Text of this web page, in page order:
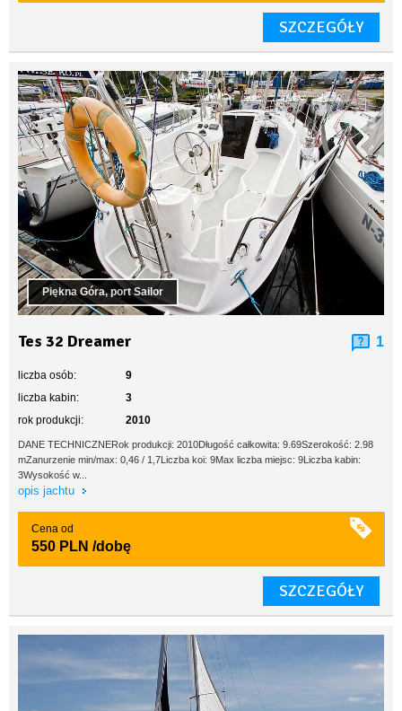
SZCZEGÓŁY
Piękna Góra, port Sailor
Tes 32 Dreamer 1
liczba osób:
9
liczba kabin:
3
rok produkcji:
2010
DANE TECHNICZNERok produkcji: 2010Długość całkowita: 9.69Szerokość: 2.98
mZanurzenie min/max: 0,46 / 1,7Liczba koi: 9Max liczba miejsc: 9Liczba kabin:
3Wysokość w...
opis jachtu
Cena od
550 PLN /dobę
SZCZEGÓŁY